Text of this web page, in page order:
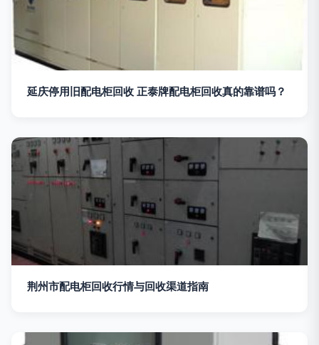
延庆停用旧配电柜回收 正泰牌配电柜回收真的靠谱吗？
荆州市配电柜回收行情与回收渠道指南